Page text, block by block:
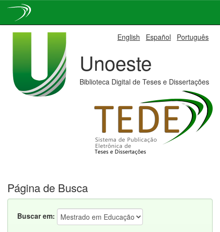
English Español Português
Unoeste
Biblioteca Digital de Teses e Dissertações
Página de Busca
Buscar em: